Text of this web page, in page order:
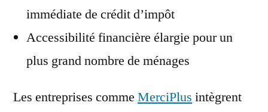
immédiate de crédit d’impôt
Accessibilité financière élargie pour un
plus grand nombre de ménages
Les entreprises comme MerciPlus intègrent